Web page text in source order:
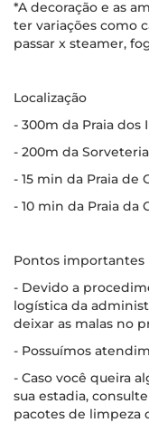
*A decoração e as
ter variações como
passar x steamer,
Localização
- 300m da Praia dos
- 200m da
- 15 min da Praia de
- 10 min da Praia da
Pontos importantes
- Devido a
logística da
deixar as malas no
- Possuímos
- Caso você queira
sua estadia,
pacotes de limpeza